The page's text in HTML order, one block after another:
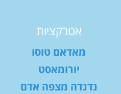
אטרקציות
מאדאם טוסו
יורומאסט
נדנדה מצפה אדם